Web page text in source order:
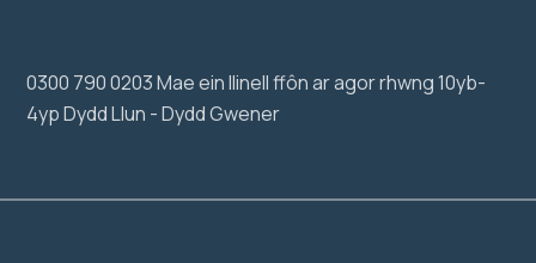
0300 790 0203 Mae ein llinell ffôn ar agor rhwng 10yb-
4yp Dydd Llun - Dydd Gwener